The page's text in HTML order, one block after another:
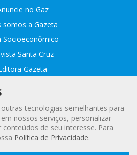
Leia a
no Gaz
somos a Gazeta
Socioeconômico
Santa Cruz
Gazeta
Fale conosco
Webmail
Premiada
tecnologias semelhantes para
nossos serviços, personalizar
de seu interesse. Para
Política de Privacidade.